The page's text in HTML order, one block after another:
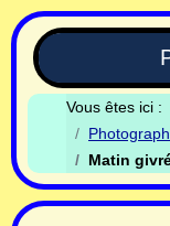
Vous êtes ici :
Matin